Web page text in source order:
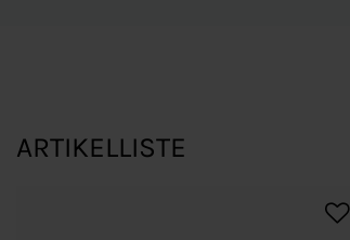
ARTIKELLISTE